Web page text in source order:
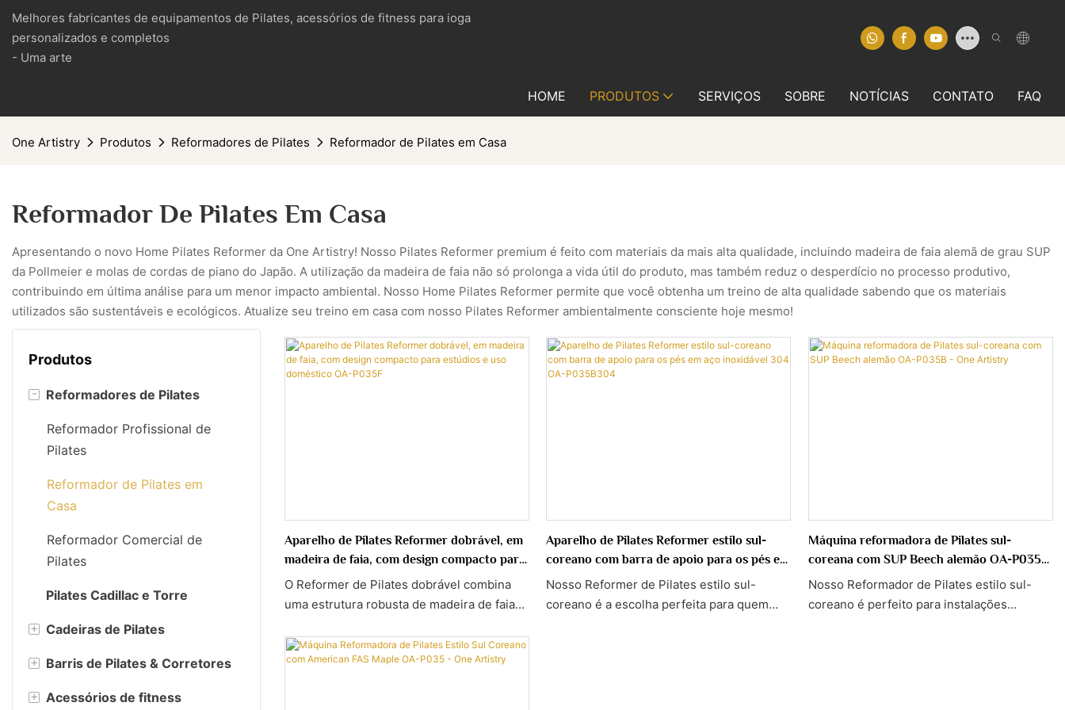
Melhores fabricantes de equipamentos de Pilates, acessórios de fitness para ioga
personalizados e completos
- Uma arte
HOME PRODUTOS SERVIÇOS SOBRE NOTÍCIAS CONTATO FAQ
One Artistry Produtos Reformadores de Pilates Reformador de Pilates em Casa
Reformador De Pilates Em Casa
Apresentando o novo Home Pilates Reformer da One Artistry! Nosso Pilates Reformer premium é feito com materiais da mais alta qualidade, incluindo madeira de faia alemã de grau SUP
da Pollmeier e molas de cordas de piano do Japão. A utilização da madeira de faia não só prolonga a vida útil do produto, mas também reduz o desperdício no processo produtivo,
contribuindo em última análise para um menor impacto ambiental. Nosso Home Pilates Reformer permite que você obtenha um treino de alta qualidade sabendo que os materiais
utilizados são sustentáveis ​​e ecológicos. Atualize seu treino em casa com nosso Pilates Reformer ambientalmente consciente hoje mesmo!
Produtos
- Reformadores de Pilates
Reformador Profissional de
Pilates
Reformador de Pilates em
Casa
Reformador Comercial de
Pilates
Pilates Cadillac e Torre
+ Cadeiras de Pilates
Cadeiras Wunda
+ Barris de Pilates & Corretores
Barris de escada
+ Acessórios de fitness
Aparelho de Pilates Reformer dobrável, em
madeira de faia, com design compacto para
estúdios e uso doméstico OA-P035F
O Reformer de Pilates dobrável combina
uma estrutura robusta de madeira de faia
espaço, levando a qualidade do Pilates de
estúdio para casa ou para pequenos
Aparelho de Pilates Reformer estilo sul-
coreano com barra de apoio para os pés em
aço inoxidável 304 OA-P035B304
Nosso Reformer de Pilates estilo sul-
coreano é a escolha perfeita para quem
Máquina reformadora de Pilates sul-
coreana com SUP Beech alemão OA-P035B
- One Artistry
Nosso Reformador de Pilates estilo sul-
coreano é perfeito para instalações